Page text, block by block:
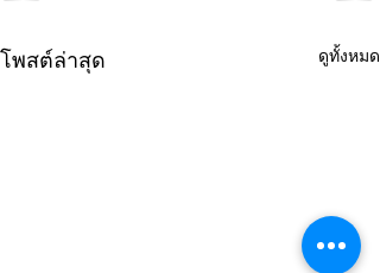
โพสต์ล่าสุด ดูทั้งหมด